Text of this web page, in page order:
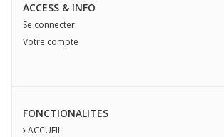
ACCESS & INFO
Se connecter
Votre compte
FONCTIONALITES
ACCUEIL